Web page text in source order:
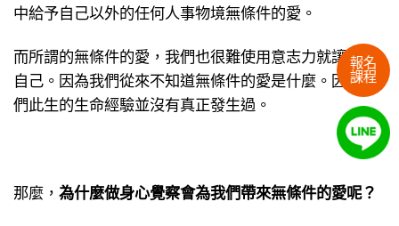
中給予自己以外的任何人事物境無條件的愛。
而所謂的無條件的愛，我們也很難使用意志力就讓自給
自己。因為我們從來不知道無條件的愛是什麼。因為我
們此生的生命經驗並沒有真正發生過。
那麼， 為什麼做身心覺察會為我們帶來無條件的愛呢？
報名
課程